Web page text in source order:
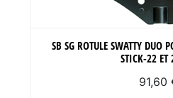
SB SG ROTULE SWATTY DUO
STICK-22
91,60